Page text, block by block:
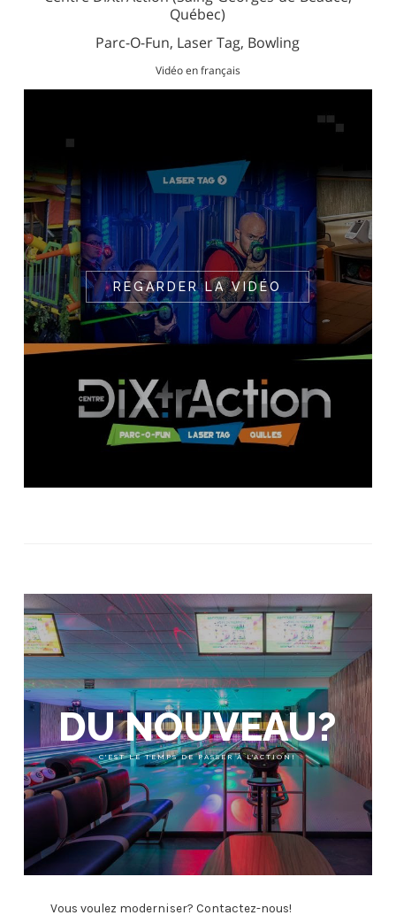
Québec)
Parc-O-Fun, Laser Tag, Bowling
Vidéo en français
REGARDER LA VIDÉO
DU NOUVEAU?
C'EST LE TEMPS DE PASSER À L'ACTION!
Vous voulez moderniser? Contactez-nous!